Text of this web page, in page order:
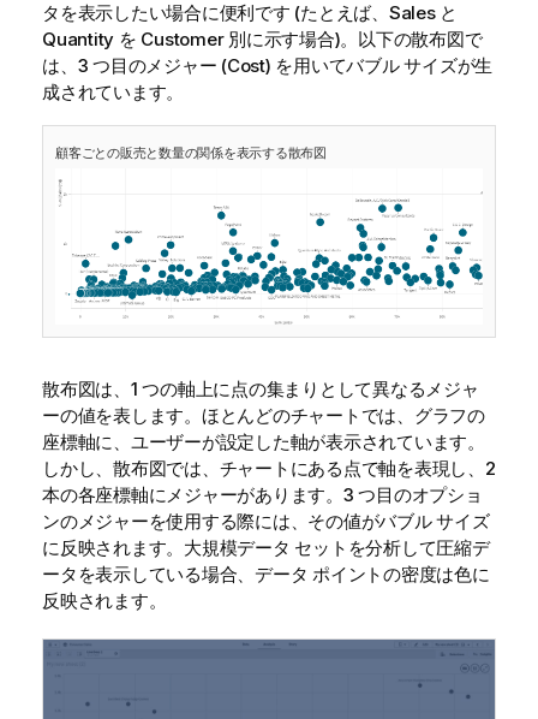
タを表示したい場合に便利です (たとえば、 Salesと
Quantity を Customer別に示す場合)。以下の散布図で
は、3 つ目のメジャー (Cost) を用いてバブル サイズが生
成されています。
顧客ごとの販売と数量の関係を表示する散布図
散布図は、1 つの軸上に点の集まりとして異なるメジャ
ーの値を表します。ほとんどのチャートでは、グラフの
座標軸に、ユーザーが設定した軸が表示されています。
しかし、散布図では、チャートにある点で軸を表現し、2
本の各座標軸にメジャーがあります。3 つ目のオプショ
ンのメジャーを使用する際には、その値がバブル サイズ
に反映されます。大規模データ セットを分析して圧縮デ
ータを表示している場合、データ ポイントの密度は色に
反映されます。